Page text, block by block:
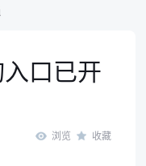
口已开
浏览 收藏